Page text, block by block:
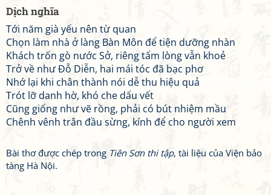
Dịch nghĩa
Tới năm già yếu nên từ quan
Chọn làm nhà ở làng Bàn Môn để tiện dưỡng nhàn
Khách trốn gò nước Sở, riêng tấm lòng vẫn khoẻ
Trở về như Đỗ Diễn, hai mái tóc đã bạc phơ
Nhớ lại khi chân thành nói dễ thu hiệu quả
Trót lỡ danh hờ, khó che dấu vết
Cũng giống như vẽ rồng, phải có bút nhiệm mầu
Chênh vênh trân đầu sừng, kính để cho người xem
Bài thơ được chép trong Tiên Sơn thi tập, tài liệu của Viện bảo
tàng Hà Nội.